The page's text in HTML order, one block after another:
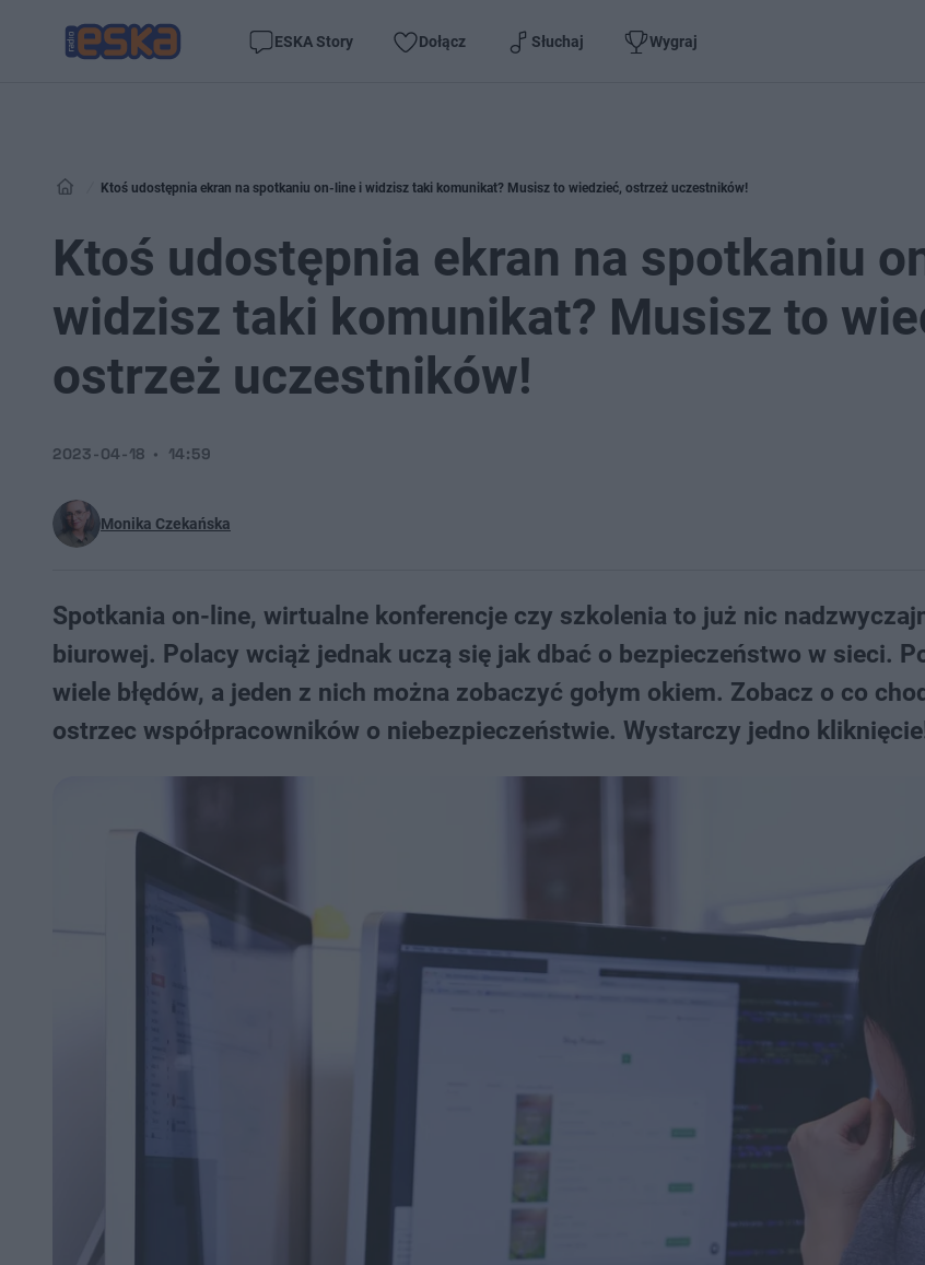
ESKA Story Dołącz Słuchaj Wygraj
Ktoś udostępnia ekran na spotkaniu on-line i widzisz taki komunikat? Musisz to wiedzieć, ostrzeż uczestników!
Ktoś udostępnia ekran na spotkaniu
widzisz taki komunikat? Musisz to
ostrzeż uczestników!
Monika Czekańska
2023-04-18 14:59
Spotkania on-line, wirtualne konferencje czy szkolenia to już nic
biurowej. Polacy wciąż jednak uczą się jak dbać o bezpieczeństwo w sieci.
wiele błędów, a jeden z nich można zobaczyć gołym okiem. Zobacz o co
ostrzec współpracowników o niebezpieczeństwie. Wystarczy jedno